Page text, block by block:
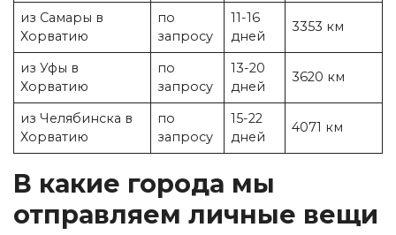
из Самары в
Хорватию
по
запросу
11-16
дней
3353 км
из Уфы в
Хорватию
по
запросу
13-20
дней
3620 км
из Челябинска в
Хорватию
по
запросу
15-22
дней
4071 км
В какие города мы
отправляем личные вещи